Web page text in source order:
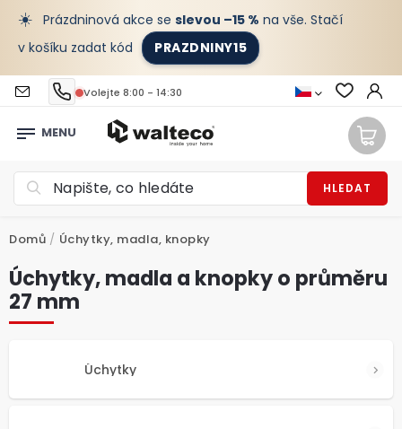
☀️ Prázdninová akce se slevou –15 % na vše. Stačí
v košíku zadat kód
PRAZDNINY15
Volejte 8:00 - 14:30
HLEDAT
Domů / Úchytky, madla, knopky
Úchytky, madla a knopky o průměru
27 mm
Úchytky